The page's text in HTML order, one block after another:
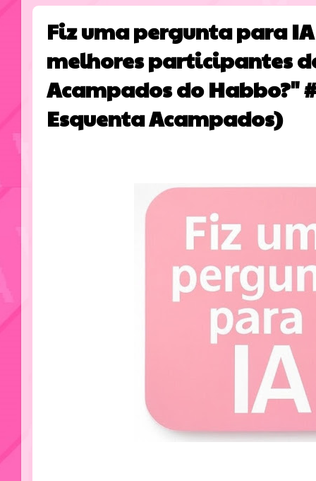
Fiz uma pergunta para IA
melhores participantes
Acampados do Habbo?"
Esquenta Acampados)